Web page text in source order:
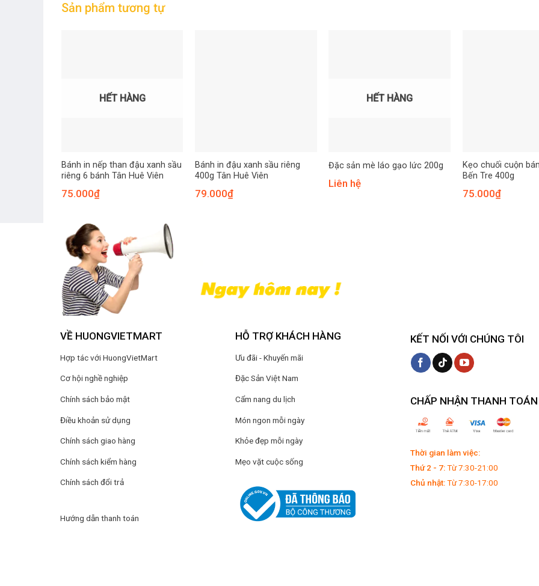
Sản phẩm tương tự
HẾT HÀNG
Bánh in nếp than đậu xanh sầu
riêng 6 bánh Tân Huê Viên
75.000₫
Bánh in đậu xanh sầu riêng
400g Tân Huê Viên
79.000₫
HẾT HÀNG
Đặc sản mè láo gạo lức 200g
Liên hệ
Kẹo chuối cuộn
Bến Tre 400g
75.000₫
VỀ HUONGVIETMART
Hợp tác với HuongVietMart
Cơ hội nghề nghiệp
Chính sách bảo mật
Điều khoản sử dụng
Chính sách giao hàng
Chính sách kiểm hàng
Chính sách đổi trả
Hướng dẫn thanh toán
HỖ TRỢ KHÁCH HÀNG
Ưu đãi - Khuyến mãi
Đặc Sản Việt Nam
Cẩm nang du lịch
Món ngon mỗi ngày
Khỏe đẹp mỗi ngày
Mẹo vặt cuộc sống
KẾT NỐI VỚI CHÚNG TÔI
CHẤP NHẬN THANH TOÁN
Thời gian làm việc:
Thứ 2 - 7:Từ 7:30-21:00
Chủ nhật:Từ 7:30-17:00